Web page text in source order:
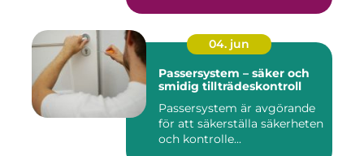
04. jun
Passersystem – säker och
smidig tillträdeskontroll
Passersystem är avgörande
för att säkerställa säkerheten
och kontrolle...